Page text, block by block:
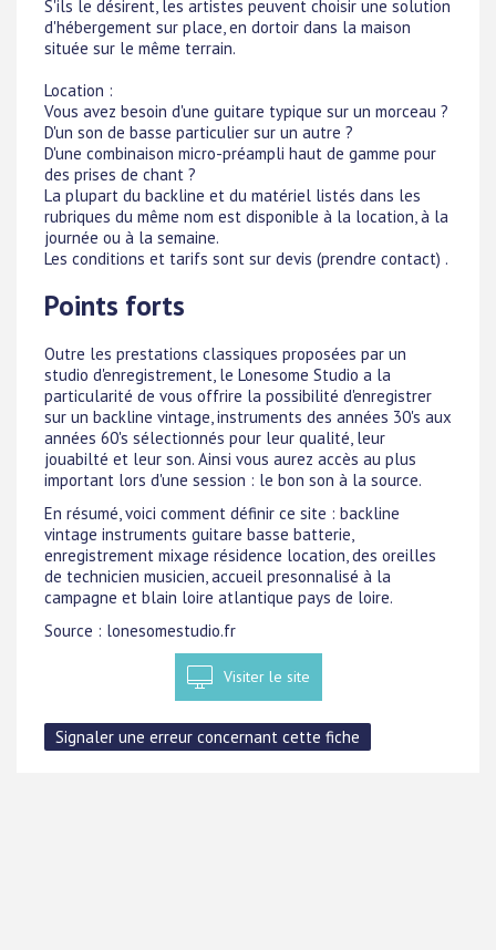
S'ils le désirent, les artistes peuvent choisir une solution
d'hébergement sur place, en dortoir dans la maison
située sur le même terrain.
Location :
Vous avez besoin d'une guitare typique sur un morceau ?
D'un son de basse particulier sur un autre ?
D'une combinaison micro-préampli haut de gamme pour
des prises de chant ?
La plupart du backline et du matériel listés dans les
rubriques du même nom est disponible à la location, à la
journée ou à la semaine.
Les conditions et tarifs sont sur devis (prendre contact) .
Points forts
Outre les prestations classiques proposées par un
studio d'enregistrement, le Lonesome Studio a la
particularité de vous offrire la possibilité d'enregistrer
sur un backline vintage, instruments des années 30's aux
années 60's sélectionnés pour leur qualité, leur
jouabilté et leur son. Ainsi vous aurez accès au plus
important lors d'une session : le bon son à la source.
En résumé, voici comment définir ce site : backline
vintage instruments guitare basse batterie,
enregistrement mixage résidence location, des oreilles
de technicien musicien, accueil presonnalisé à la
campagne et blain loire atlantique pays de loire.
Source : lonesomestudio.fr
Visiter le site